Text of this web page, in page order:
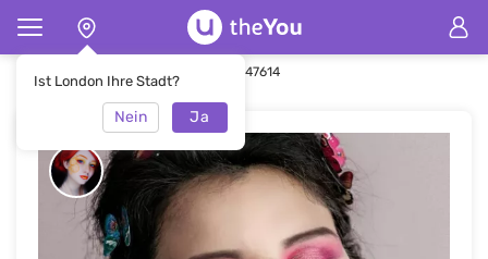
Ist London Ihre Stadt?
Nein Ja
Hauptseite Make-up Make-up #47614